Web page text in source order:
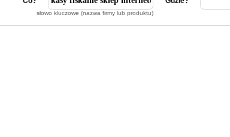
słowo kluczowe (nazwa firmy lub produktu)